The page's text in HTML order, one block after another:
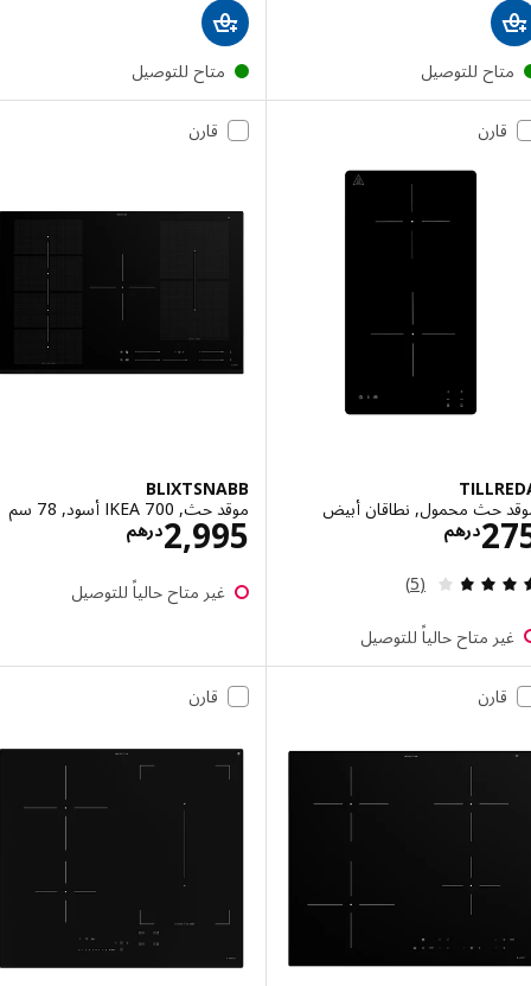
للتوصيل متاح للتوصيل
قارن
حث محمول, نطاقان أبيض
درهمالاسعار درهم 275
مراجعة: 3.8 من أصل 5 نجوم. إجمالي المراجعات:
(5)
متاح حالياً للتوصيل
قارن
BLIXTSNABB
موقد حث, IKEA 700 أسود, 78 سم
درهم 2,995 الاسعار درهم
غير متاح حالياً للتوصيل
قارن قارن